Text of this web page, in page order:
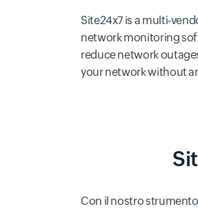
Site24x7 is a multi-
network monitoring
reduce network
your network without
Con il nostro